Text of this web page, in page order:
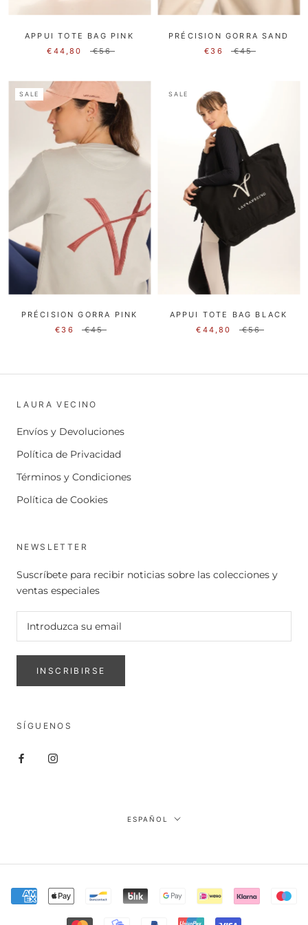
APPUI TOTE BAG PINK
€44,80
€56
PRÉCISION GORRA SAND
€36
€45
SALE
PRÉCISION GORRA PINK
€36
€45
SALE
APPUI TOTE BAG BLACK
€44,80
€56
LAURA VECINO
Envíos y Devoluciones
Política de Privacidad
Términos y Condiciones
Política de Cookies
NEWSLETTER
Suscríbete para recibir noticias sobre las colecciones y
ventas especiales
INSCRIBIRSE
SÍGUENOS
Idioma
ESPAÑOL